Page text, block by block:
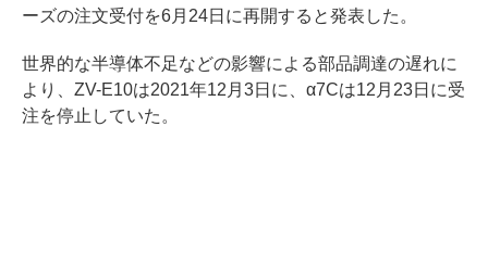
ーズの注文受付を6月24日に再開すると発表した。
世界的な半導体不足などの影響による部品調達の遅れに
より、ZV-E10は2021年12月3日に、α7Cは12月23日に受
注を停止していた。